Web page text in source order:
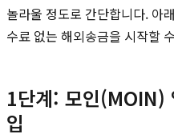
놀라울 정도로 간단합니다. 아
수료 없는 해외송금을 시작할
1단계: 모인(MOIN)
입